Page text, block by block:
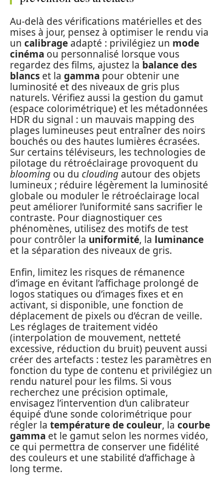
Au-delà des vérifications matérielles et des
mises à jour, pensez à optimiser le rendu via
un calibrage adapté : privilégiez un mode
cinéma ou personnalisé lorsque vous
regardez des films, ajustez la balance des
blancs et la gamma pour obtenir une
luminosité et des niveaux de gris plus
naturels. Vérifiez aussi la gestion du gamut
(espace colorimétrique) et les métadonnées
HDR du signal : un mauvais mapping des
plages lumineuses peut entraîner des noirs
bouchés ou des hautes lumières écrasées.
Sur certains téléviseurs, les technologies de
pilotage du rétroéclairage provoquent du
blooming ou du clouding autour des objets
lumineux ; réduire légèrement la luminosité
globale ou moduler le rétroéclairage local
peut améliorer l’uniformité sans sacrifier le
contraste. Pour diagnostiquer ces
phénomènes, utilisez des motifs de test
pour contrôler la uniformité, la luminance
et la séparation des niveaux de gris.
Enfin, limitez les risques de rémanence
d’image en évitant l’affichage prolongé de
logos statiques ou d’images fixes et en
activant, si disponible, une fonction de
déplacement de pixels ou d’écran de veille.
Les réglages de traitement vidéo
(interpolation de mouvement, netteté
excessive, réduction du bruit) peuvent aussi
créer des artefacts : testez les paramètres en
fonction du type de contenu et privilégiez un
rendu naturel pour les films. Si vous
recherchez une précision optimale,
envisagez l’intervention d’un calibrateur
équipé d’une sonde colorimétrique pour
régler la température de couleur, la courbe
gamma et le gamut selon les normes vidéo,
ce qui permettra de conserver une fidélité
des couleurs et une stabilité d’affichage à
long terme.